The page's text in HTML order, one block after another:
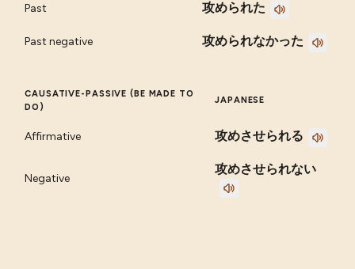
Past 攻められた
Past negative 攻められなかった
CAUSATIVE-PASSIVE (BE MADE TO
DO)
JAPANESE
Affirmative 攻めさせられる
Negative
攻めさせられない